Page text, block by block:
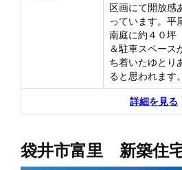
区画にて開放感
っています。平
南庭に約４０坪
＆駐車スペース
ち着いたゆとり
ると思われます。
詳細を見る
袋井市富里 新築住